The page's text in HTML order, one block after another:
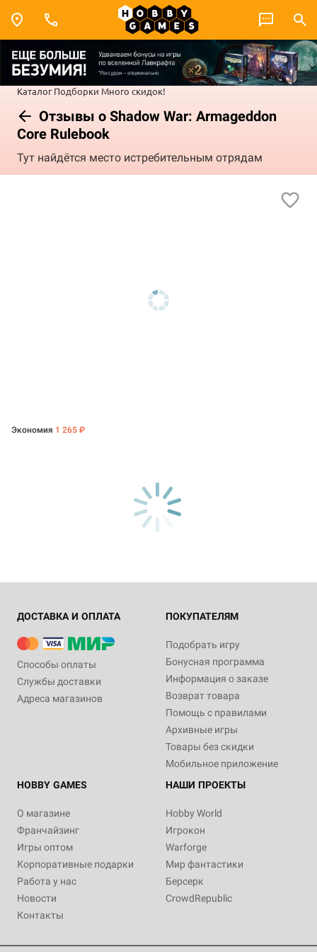
Каталог Подборки Много скидок!
Отзывы о Shadow War: Armageddon
Core Rulebook
Тут найдётся место истребительным отрядам
Экономия 1 265 ₽
ДОСТАВКА И ОПЛАТА
Способы оплаты
Службы доставки
Адреса магазинов
ПОКУПАТЕЛЯМ
Подобрать игру
Бонусная программа
Информация о заказе
Возврат товара
Помощь с правилами
Архивные игры
Товары без скидки
Мобильное приложение
HOBBY GAMES
О магазине
Франчайзинг
Игры оптом
Корпоративные подарки
Работа у нас
Новости
Контакты
НАШИ ПРОЕКТЫ
Hobby World
Игрокон
Warforge
Мир фантастики
Берсерк
CrowdRepublic